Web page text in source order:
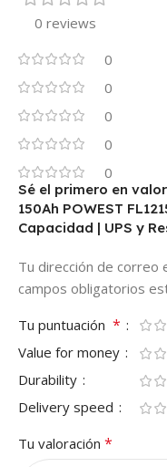
0 reviews
0
0
0
0
0
Sé el primero en
150Ah POWEST
Capacidad | UPS y
Tu dirección de correo
campos obligatorios
Tu puntuación *
Value for money
Durability
Delivery speed
Tu valoración *